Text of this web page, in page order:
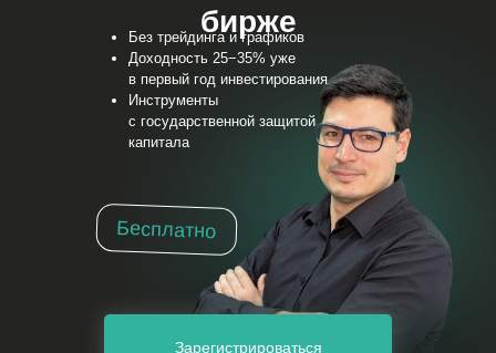
бирже
Зарегистрироваться
Без трейдинга и графиков
Доходность 25−35% уже
в первый год инвестирования
Инструменты
с государственной защитой
капитала
Бесплатно